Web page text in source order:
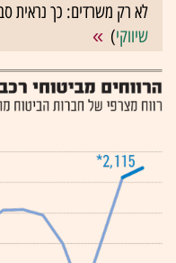
לא רק משרדים: כך נראית
שיווקי)